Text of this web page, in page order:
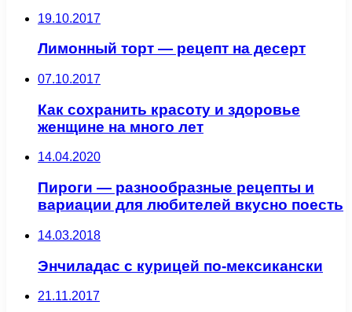
19.10.2017
Лимонный торт — рецепт на десерт
07.10.2017
Как сохранить красоту и здоровье
женщине на много лет
14.04.2020
Пироги — разнообразные рецепты и
вариации для любителей вкусно поесть
14.03.2018
Энчиладас с курицей по-мексикански
21.11.2017